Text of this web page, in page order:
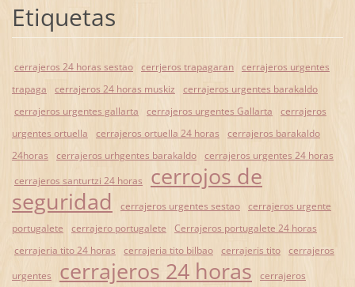
Etiquetas
cerrajeros 24 horas sestao cerrjeros trapagaran cerrajeros urgentes
trapaga
cerrajeros 24 horas muskiz
cerrajeros urgentes barakaldo
cerrajeros urgentes gallarta
cerrajeros urgentes Gallarta
cerrajeros
urgentes ortuella
cerrajeros ortuella 24 horas
cerrajeros barakaldo
24horas
cerrajeros urhgentes barakaldo cerrajeros urgentes 24 horas
cerrajeros santurtzi 24 horas
cerrojos de
seguridad
cerrajeros urgentes sestao cerrajeros urgente
portugalete
cerrajero portugalete
Cerrajeros portugalete 24 horas
cerrajeria tito 24 horas
cerrajeria tito bilbao cerrajeris tito cerrajeros
urgentes
cerrajeros 24 horas
cerrajeros